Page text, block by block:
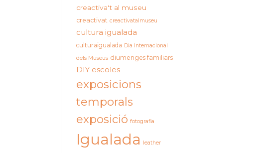
creactiva't al museu
creactivat creactivatalmuseu
cultura igualada
culturaigualada Dia Internacional
dels Museus diumenges familiars
DIY escoles
exposicions
temporals
exposició fotografia
Igualada leather